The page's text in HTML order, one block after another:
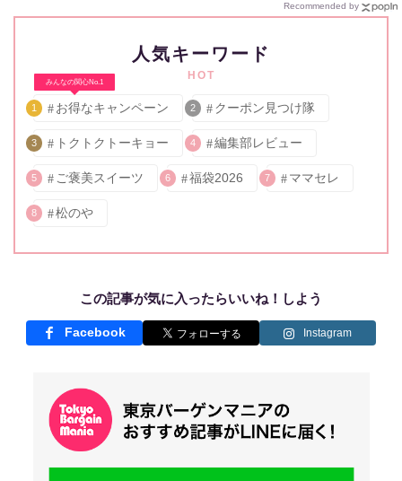
Recommended by
人気キーワード
HOT
みんなの関心No.1
1 お得なキャンペーン 2 クーポン見つけ隊
3 トクトクトーキョー 4 編集部レビュー
5 ご褒美スイーツ 6 福袋2026 7 ママセレ
8 松のや
この記事が気に入ったらいいね！しよう
Facebook Instagram